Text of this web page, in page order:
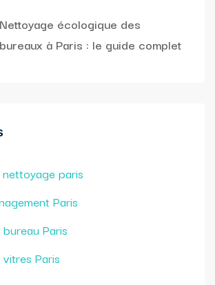
Nettoyage écologique des
bureaux à Paris : le guide complet
paris
Paris
Paris
Paris